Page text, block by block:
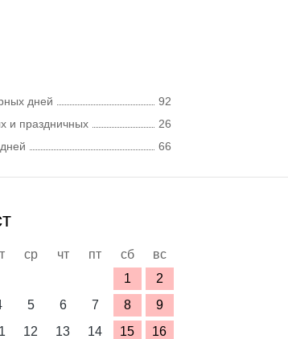
дней
92
и праздничных
26
66
ср чт пт сб
вс
1
2
5 6 7 8
9
12 13 14 15
16